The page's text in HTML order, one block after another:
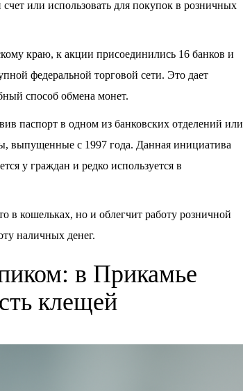
или использовать для покупок в розничных
краю, к акции присоединились 16 банков и
федеральной торговой сети. Это дает
способ обмена монет.
паспорт в одном из банковских отделений или
выпущенные с 1997 года. Данная инициатива
у граждан и редко используется в
в кошельках, но и облегчит работу розничной
наличных денег.
в Прикамье
клещей